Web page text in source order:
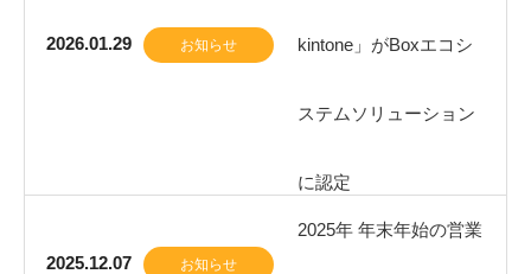
2026.01.29 お知らせ kintone」がBoxエコシ
ステムソリューション
に認定
2025.12.07 お知らせ
2025年 年末年始の営業